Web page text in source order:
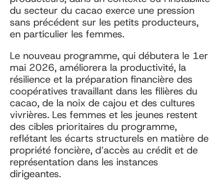
du secteur du cacao exerce une pression
sans précédent sur les petits producteurs,
en particulier les femmes.
Le nouveau programme, qui débutera le 1er
mai 2026, améliorera la productivité, la
résilience et la préparation financière des
coopératives travaillant dans les filières du
cacao, de la noix de cajou et des cultures
vivrières. Les femmes et les jeunes restent
des cibles prioritaires du programme,
reflétant les écarts structurels en matière de
propriété foncière, d’accès au crédit et de
représentation dans les instances
dirigeantes.